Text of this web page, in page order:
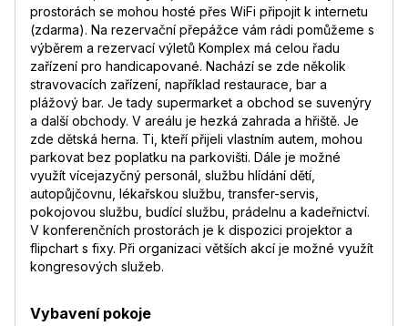
prostorách se mohou hosté přes WiFi připojit k internetu
(zdarma). Na rezervační přepážce vám rádi pomůžeme s
výběrem a rezervací výletů Komplex má celou řadu
zařízení pro handicapované. Nachází se zde několik
stravovacích zařízení, například restaurace, bar a
plážový bar. Je tady supermarket a obchod se suvenýry
a další obchody. V areálu je hezká zahrada a hřiště. Je
zde dětská herna. Ti, kteří přijeli vlastním autem, mohou
parkovat bez poplatku na parkovišti. Dále je možné
využít vícejazyčný personál, službu hlídání dětí,
autopůjčovnu, lékařskou službu, transfer-servis,
pokojovou službu, budící službu, prádelnu a kadeřnictví.
V konferenčních prostorách je k dispozici projektor a
flipchart s fixy. Při organizaci větších akcí je možné využít
kongresových služeb.
Vybavení pokoje